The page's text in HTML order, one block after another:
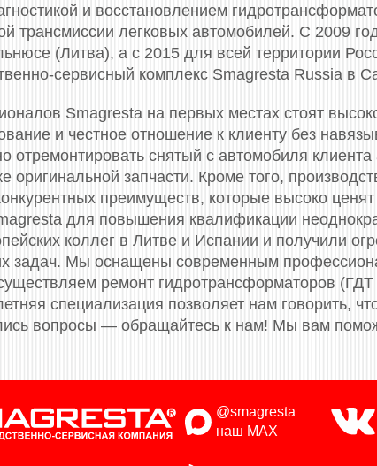
и восстановлением
трансмиссии легковых автомобилей. С 2009
(Литва), а с 2015 для всей территории
сервисный комплекс Smagresta Russia в
Smagresta на первых местах стоят
и честное отношение к клиенту без
отремонтировать снятый с автомобиля
оригинальной запчасти. Кроме того,
преимуществ, которые высоко
для повышения квалификации
коллег в Литве и Испании и получили
задач. Мы оснащены современным
ремонт гидротрансформаторов
специализация позволяет нам говорить,
вопросы — обращайтесь к нам! Мы вам
@smagresta
наш MAX